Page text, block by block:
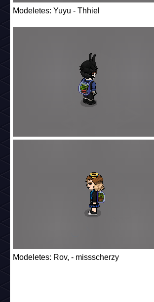
Modeletes: Yuyu - Thhiel
Modeletes: Rov, - missscherzy